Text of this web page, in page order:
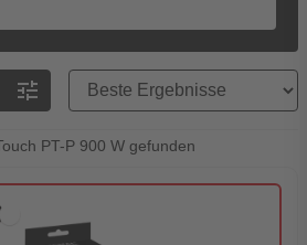
tune
PT-P 900 W gefunden